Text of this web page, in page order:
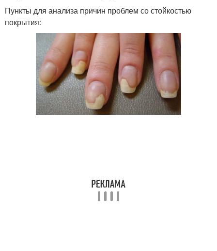
Пункты для анализа причин проблем со стойкостью
покрытия: